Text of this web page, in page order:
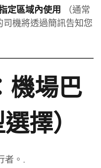
定區域內使用
（通常
機將透過簡訊告知您
機場巴
擇）
者。.